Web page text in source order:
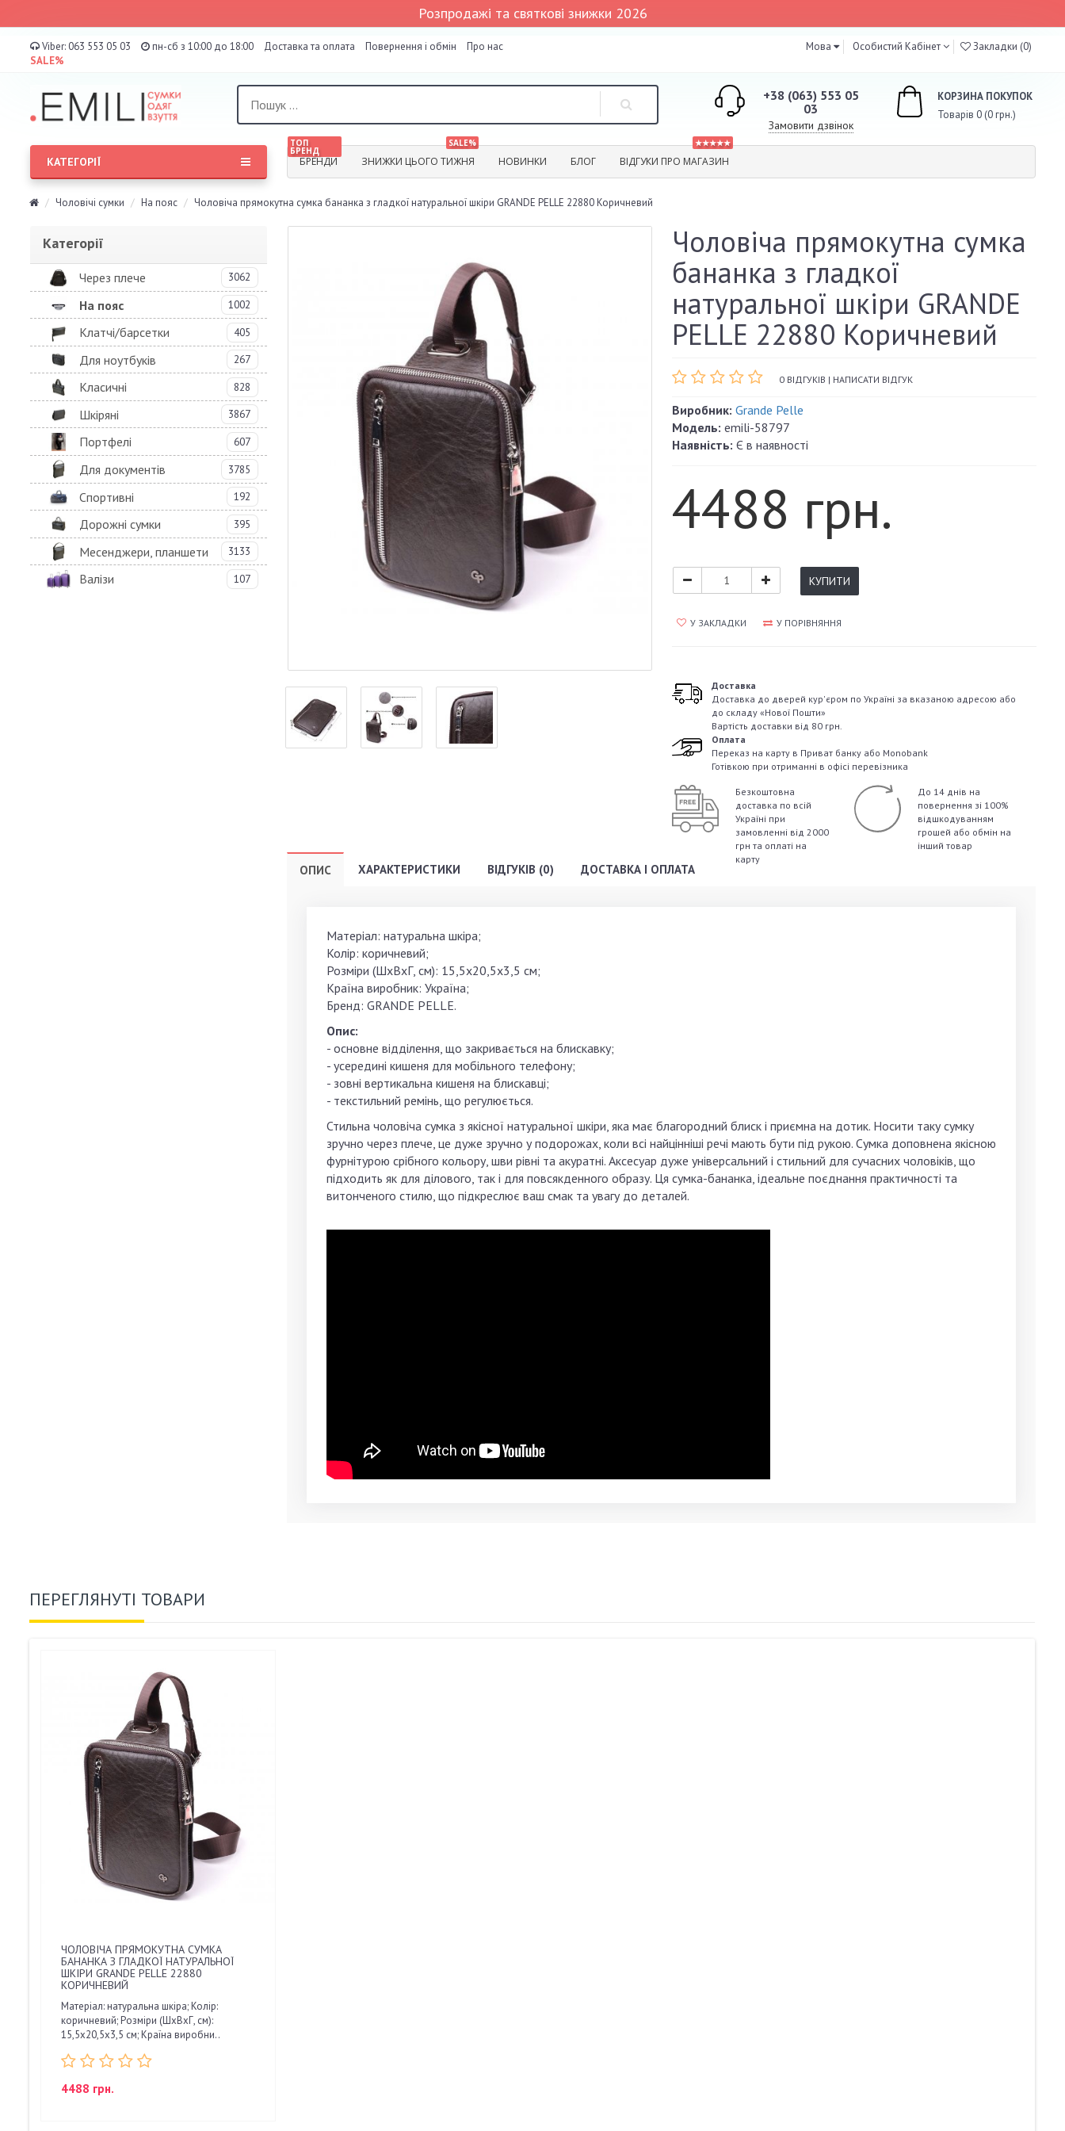
Розпродажі та святкові знижки 2026
Viber: 063 553 05 03 пн-сб з 10:00 до 18:00 Доставка та оплата Повернення і обмін
Про нас
SALE%
Мова Особистий Кабінет Закладки (0)
+38 (063) 553 05
03
Замовити дзвінок
КОРЗИНА ПОКУПОК
Товарів 0 (0 грн.)
ТОП
БРЕНД
БРЕНДИ
SALE%
ЗНИЖКИ ЦЬОГО ТИЖНЯ НОВИНКИ БЛОГ
★★★★★
ВІДГУКИ ПРО МАГАЗИН
КАТЕГОРІЇ
Чоловічі сумки На пояс Чоловіча прямокутна сумка бананка з гладкої натуральної шкіри GRANDE PELLE 22880 Коричневий
Категорії
Через плече 3062
На пояс 1002
Клатчі/барсетки 405
Для ноутбуків 267
Класичні 828
Шкіряні 3867
Портфелі 607
Для документів 3785
Спортивні 192
Дорожні сумки 395
Месенджери, планшети 3133
Валізи 107
Чоловіча прямокутна сумка
бананка з гладкої
натуральної шкіри GRANDE
PELLE 22880 Коричневий
0 ВІДГУКІВ | НАПИСАТИ ВІДГУК
Виробник: Grande Pelle
Модель: emili-58797
Наявність: Є в наявності
4488 грн.
КУПИТИ
У ЗАКЛАДКИ У ПОРІВНЯННЯ
Доставка
Доставка до дверей кур'єром по Україні за вказаною адресою або
до складу «Нової Пошти»
Вартість доставки від 80 грн.
Оплата
Переказ на карту в Приват банку або Monobank
Готівкою при отриманні в офісі перевізника
Безкоштовна
доставка по всій
Україні при
замовленні від 2000
грн та оплаті на
карту
До 14 днів на
повернення зі 100%
відшкодуванням
грошей або обмін на
інший товар
ОПИС ХАРАКТЕРИСТИКИ ВІДГУКІВ (0) ДОСТАВКА І ОПЛАТА
Матеріал: натуральна шкіра;
Колір: коричневий;
Розміри (ШхВхГ, см): 15,5х20,5х3,5 см;
Країна виробник: Україна;
Бренд: GRANDE PELLE.
Опис:
- основне відділення, що закривається на блискавку;
- усередині кишеня для мобільного телефону;
- зовні вертикальна кишеня на блискавці;
- текстильний ремінь, що регулюється.
Стильна чоловіча сумка з якісної натуральної шкіри, яка має благородний блиск і приємна на дотик. Носити таку сумку
зручно через плече, це дуже зручно у подорожах, коли всі найцінніші речі мають бути під рукою. Сумка доповнена якісною
фурнітурою срібного кольору, шви рівні та акуратні. Аксесуар дуже універсальний і стильний для сучасних чоловіків, що
підходить як для ділового, так і для повсякденного образу. Ця сумка-бананка, ідеальне поєднання практичності та
витонченого стилю, що підкреслює ваш смак та увагу до деталей.
ПЕРЕГЛЯНУТІ ТОВАРИ
ЧОЛОВІЧА ПРЯМОКУТНА СУМКА
БАНАНКА З ГЛАДКОЇ НАТУРАЛЬНОЇ
ШКІРИ GRANDE PELLE 22880
КОРИЧНЕВИЙ
Матеріал: натуральна шкіра; Колір:
коричневий; Розміри (ШхВхГ, см):
15,5х20,5х3,5 см; Країна виробни..
4488 грн.